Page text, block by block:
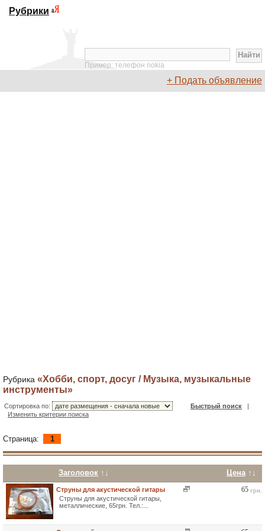
Рубрики
Пример: телефон nokia
+ Подать объявление
Рубрика «Хобби, спорт, досуг / Музыка, музыкальные
инструменты»
Сортировка по: Быстрый поиск |
Изменить критерии поиска
Страница: 1
Заголовок ↑↓ Цена ↑↓
Струны для акустической гитары
Струны для акустической гитары,
металлические, 65грн. Тел.:...
грн.
65